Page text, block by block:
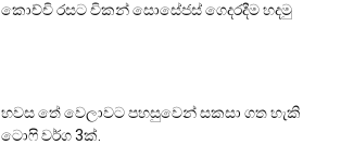
කොච්චි රසට චිකන් සොසේජස් ගෙදරදීම හදමු
හවස තේ වෙලාවට පහසුවෙන් සකසා ගත හැකි
ටොෆි වර්ග 3ක්.